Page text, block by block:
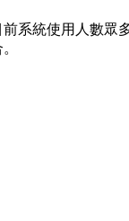
系統使用人數眾